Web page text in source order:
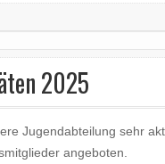
2025
Jugendabteilung sehr
angeboten.